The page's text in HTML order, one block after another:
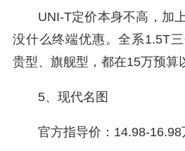
UNI-T定价本身不高，加
没什么终端优惠。全系1.5T
贵型、旗舰型，都在15万预算
5、现代名图
官方指导价：14.98-16.98